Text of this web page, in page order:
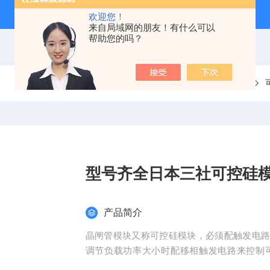
欢迎您！
来自局域网的朋友！有什么可以
帮助您的吗？
当前位置： 产品中心 分立半导体模块
型号齐全日本三社可控硅
产品简介
晶闸管模块又称可控硅模块，必须配触发电
调节负载功率大小时配移相触发电路来控